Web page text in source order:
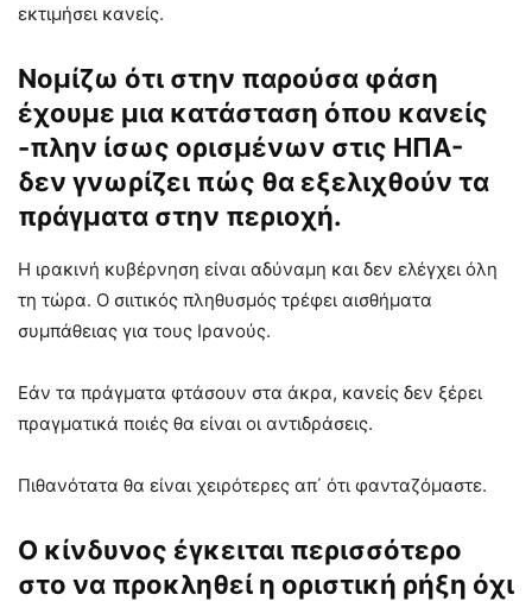
εκτιμήσει κανείς.
Νομίζω ότι στην παρούσα φάση
έχουμε μια κατάσταση όπου κανείς
-πλην ίσως ορισμένων στις ΗΠΑ-
δεν γνωρίζει πώς θα εξελιχθούν τα
πράγματα στην περιοχή.
Η ιρακινή κυβέρνηση είναι αδύναμη και δεν ελέγχει όλη
τη τώρα. Ο σιιτικός πληθυσμός τρέφει αισθήματα
συμπάθειας για τους Ιρανούς.
Εάν τα πράγματα φτάσουν στα άκρα, κανείς δεν ξέρει
πραγματικά ποιές θα είναι οι αντιδράσεις.
Πιθανότατα θα είναι χειρότερες απ΄ ότι φανταζόμαστε.
Ο κίνδυνος έγκειται περισσότερο
στο να προκληθεί η οριστική ρήξη όχι